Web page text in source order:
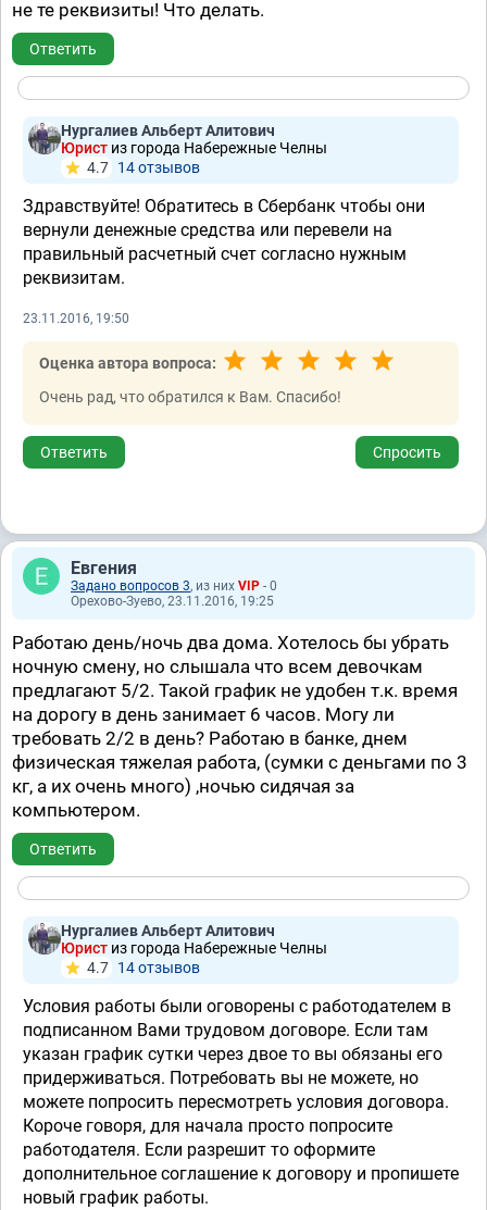
не те реквизиты! Что делать.
Ответить
Нургалиев Альберт Алитович
Юрист из города Набережные Челны
4.7 14 отзывов
Здравствуйте! Обратитесь в Сбербанк чтобы они
вернули денежные средства или перевели на
правильный расчетный счет согласно нужным
реквизитам.
23.11.2016, 19:50
Оценка автора вопроса:
Очень рад, что обратился к Вам. Спасибо!
Ответить Спросить
Евгения
Задано вопросов 3, из них VIP - 0
Орехово-Зуево, 23.11.2016, 19:25
Работаю день/ночь два дома. Хотелось бы убрать
ночную смену, но слышала что всем девочкам
предлагают 5/2. Такой график не удобен т.к. время
на дорогу в день занимает 6 часов. Могу ли
требовать 2/2 в день? Работаю в банке, днем
физическая тяжелая работа, (сумки с деньгами по 3
кг, а их очень много) ,ночью сидячая за
компьютером.
Ответить
Нургалиев Альберт Алитович
Юрист из города Набережные Челны
4.7 14 отзывов
Условия работы были оговорены с работодателем в
подписанном Вами трудовом договоре. Если там
указан график сутки через двое то вы обязаны его
придерживаться. Потребовать вы не можете, но
можете попросить пересмотреть условия договора.
Короче говоря, для начала просто попросите
работодателя. Если разрешит то оформите
дополнительное соглашение к договору и пропишете
новый график работы.